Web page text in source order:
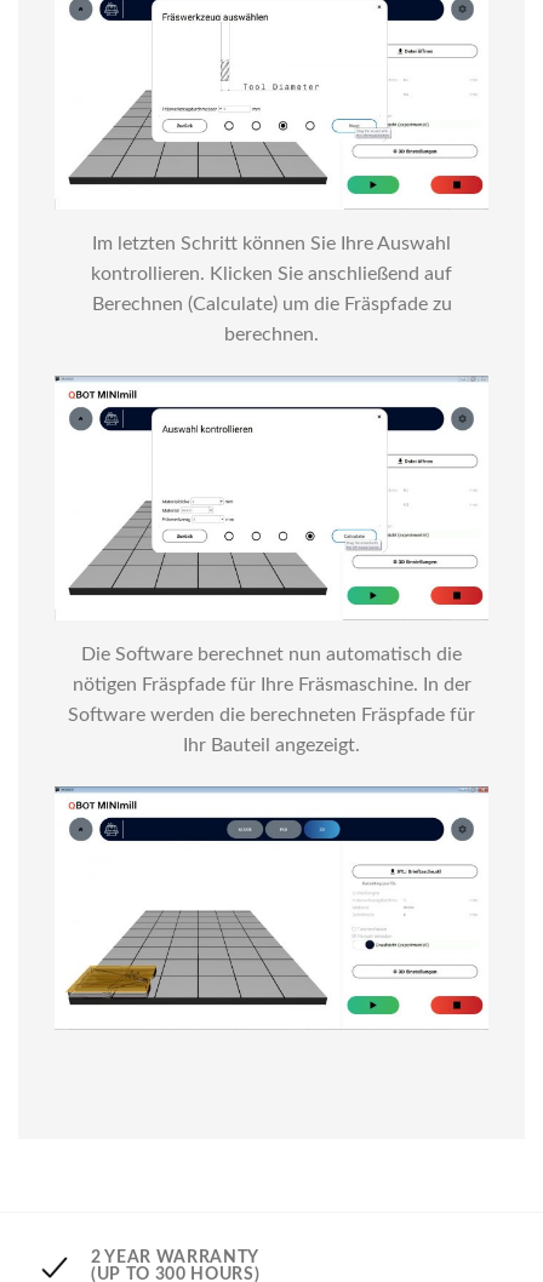
Im letzten Schritt können Sie Ihre Auswahl
kontrollieren. Klicken Sie anschließend auf
Berechnen (Calculate) um die Fräspfade zu
berechnen.
Die Software berechnet nun automatisch die
nötigen Fräspfade für Ihre Fräsmaschine. In der
Software werden die berechneten Fräspfade für
Ihr Bauteil angezeigt.
2 YEAR WARRANTY
(UP TO 300 HOURS)